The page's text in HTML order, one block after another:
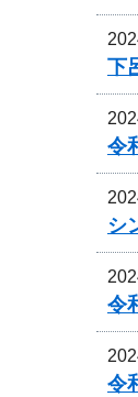
下
令
シ
令
令